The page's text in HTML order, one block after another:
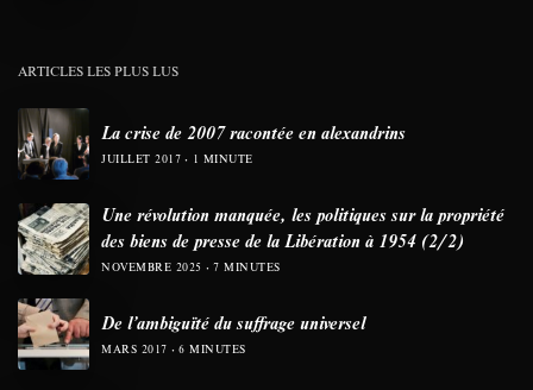
ARTICLES LES PLUS LUS
La crise de 2007 racontée en alexandrins
JUILLET 2017 1 MINUTE
Une révolution manquée, les politiques sur la propriété
des biens de presse de la Libération à 1954 (2/2)
NOVEMBRE 2025 7 MINUTES
De l’ambiguïté du suffrage universel
MARS 2017 6 MINUTES